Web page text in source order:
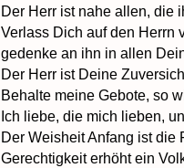
Der Herr ist nahe allen, die
Verlass Dich auf den Herrn
gedenke an ihn in allen
Der Herr ist Deine
Behalte meine Gebote, so
Ich liebe, die mich lieben,
Der Weisheit Anfang ist die
Gerechtigkeit erhöht ein